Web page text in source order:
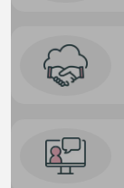
5Gデータプラス
データプラス
home5Gプラン
モバイルサービス
端末の一元管理